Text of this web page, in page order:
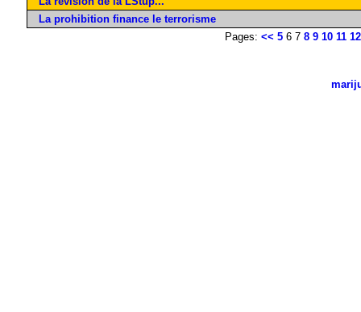
La prohibition finance le terrorisme
Pages: << 56 7 8 9 10 11 12